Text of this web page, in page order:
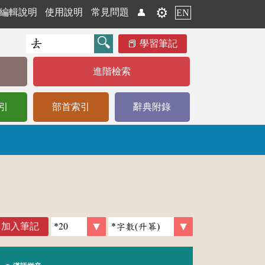
輯說明 使用說明 常見問題 👤 ⚙️ EN
學習筆記
進階檢索
部首索引 辭典附錄
加入筆記